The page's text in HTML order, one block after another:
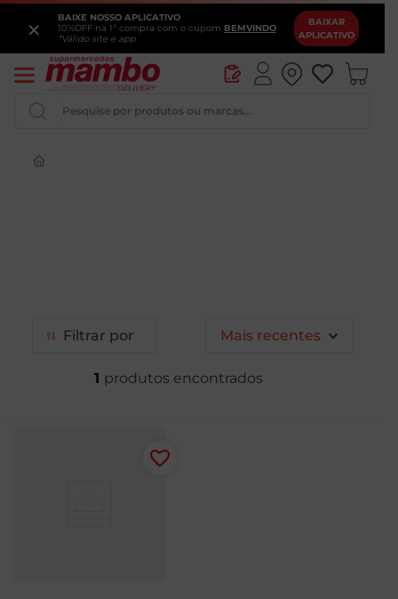
BAIXE NOSSO APLICATIVO
10%OFF na 1ª compra com o cupom BEMVINDO
*Válido site e app
BAIXAR
APLICATIVO
×
Pesquise por produtos ou marcas...
Filtrar Mais recentes
1